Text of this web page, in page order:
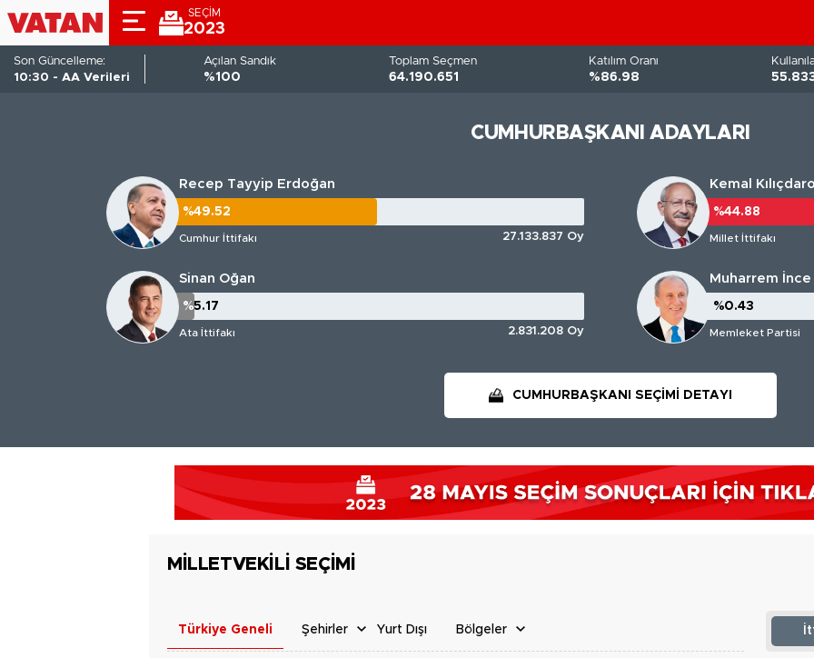
SEÇİM
2023
Son Güncelleme:
10:30 - AA Verileri
Açılan Sandık
%100
Toplam Seçmen
64.190.651
Katılım Oranı
%86.98
CUMHURBAŞKANI ADAYLARI
Recep Tayyip Erdoğan
%49.52
%49.52
Cumhur İttifakı 27.133.837 Oy
Kemal
%44.88
%44.88
Millet İttifakı
Sinan Oğan
%5.17
%5.17
Ata İttifakı 2.831.208 Oy
Muharrem İnce
%0.43
%0.43
Memleket Partisi
CUMHURBAŞKANI SEÇİMİ DETAYI
MİLLETVEKİLİ SEÇİMİ
Türkiye Geneli Şehirler Yurt Dışı Bölgeler